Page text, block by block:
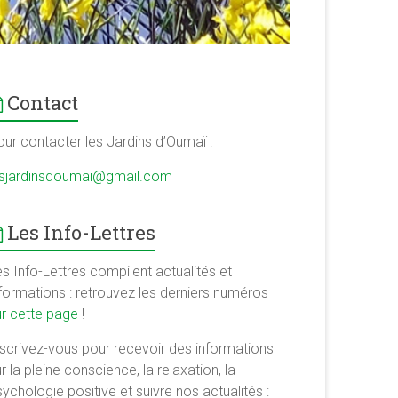
Contact
contacter les Jardins d’Oumaï :
Les Info-Lettres
Info-Lettres compilent actualités et
: retrouvez les derniers numéros
cette page !
vous pour recevoir des informations
la pleine conscience, la relaxation, la
positive et suivre nos actualités :